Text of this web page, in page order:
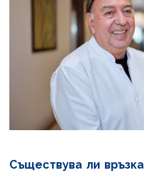
Съществува ли